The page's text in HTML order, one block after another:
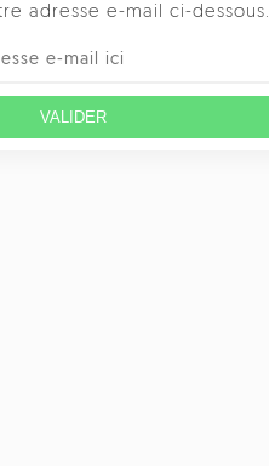
adresse e-mail ci-dessous.
VALIDER